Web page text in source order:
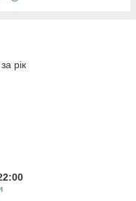
рік